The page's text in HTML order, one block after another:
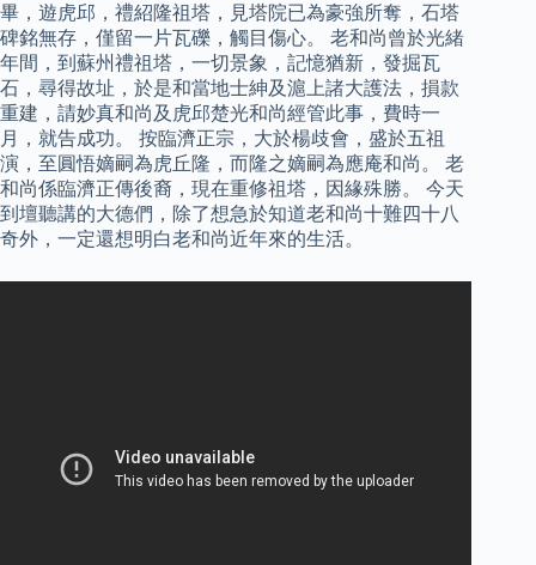
畢，遊虎邱，禮紹隆祖塔，見塔院已為豪強所奪，石塔
碑銘無存，僅留一片瓦礫，觸目傷心。 老和尚曾於光緒
年間，到蘇州禮祖塔，一切景象，記憶猶新，發掘瓦
石，尋得故址，於是和當地士紳及滬上諸大護法，損款
重建，請妙真和尚及虎邱楚光和尚經管此事，費時一
月，就告成功。 按臨濟正宗，大於楊歧會，盛於五祖
演，至圓悟嫡嗣為虎丘隆，而隆之嫡嗣為應庵和尚。 老
和尚係臨濟正傳後裔，現在重修祖塔，因緣殊勝。 今天
到壇聽講的大德們，除了想急於知道老和尚十難四十八
奇外，一定還想明白老和尚近年來的生活。